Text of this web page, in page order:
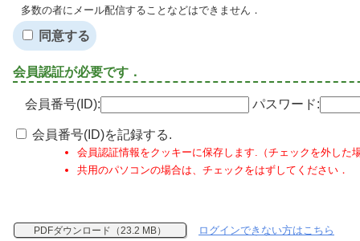
多数の者にメール配信することなどはできません．
同意する
会員認証が必要です．
会員番号(ID): パスワード:
会員番号(ID)を記録する.
会員認証情報をクッキーに保存します.（チェックを外した
共用のパソコンの場合は、チェックをはずしてください．
PDFダウンロード（23.2 MB）
ログインできない方はこちら